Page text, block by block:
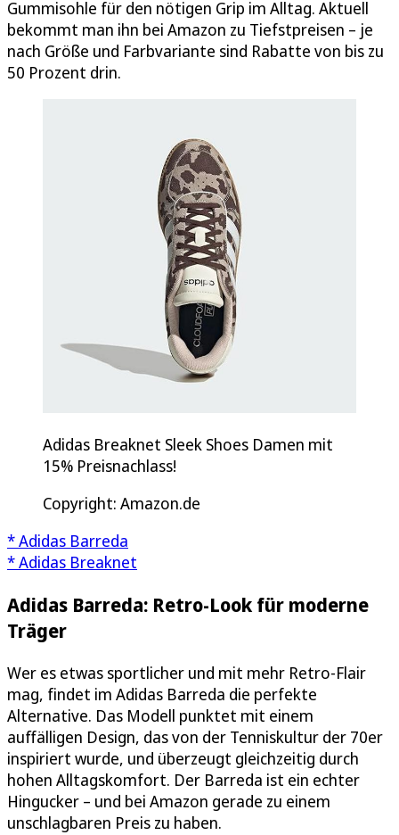
Gummisohle für den nötigen Grip im Alltag. Aktuell
bekommt man ihn bei Amazon zu Tiefstpreisen – je
nach Größe und Farbvariante sind Rabatte von bis zu
50 Prozent drin.
Adidas Breaknet Sleek Shoes Damen mit
15% Preisnachlass!
Copyright: Amazon.de
* Adidas Barreda
* Adidas Breaknet
Adidas Barreda: Retro-Look für moderne
Träger
Wer es etwas sportlicher und mit mehr Retro-Flair
mag, findet im Adidas Barreda die perfekte
Alternative. Das Modell punktet mit einem
auffälligen Design, das von der Tenniskultur der 70er
inspiriert wurde, und überzeugt gleichzeitig durch
hohen Alltagskomfort. Der Barreda ist ein echter
Hingucker – und bei Amazon gerade zu einem
unschlagbaren Preis zu haben.